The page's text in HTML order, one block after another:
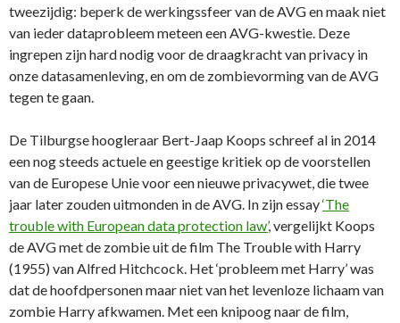
tweezijdig: beperk de werkingssfeer van de AVG en maak niet
van ieder dataprobleem meteen een AVG-kwestie. Deze
ingrepen zijn hard nodig voor de draagkracht van privacy in
onze datasamenleving, en om de zombievorming van de AVG
tegen te gaan.
De Tilburgse hoogleraar Bert-Jaap Koops schreef al in 2014
een nog steeds actuele en geestige kritiek op de voorstellen
van de Europese Unie voor een nieuwe privacywet, die twee
jaar later zouden uitmonden in de AVG. In zijn essay‘The
trouble with European data protection law’, vergelijkt Koops
de AVG met de zombie uit de film The Trouble with Harry
(1955) van Alfred Hitchcock. Het ‘probleem met Harry’ was
dat de hoofdpersonen maar niet van het levenloze lichaam van
zombie Harry afkwamen. Met een knipoog naar de film,